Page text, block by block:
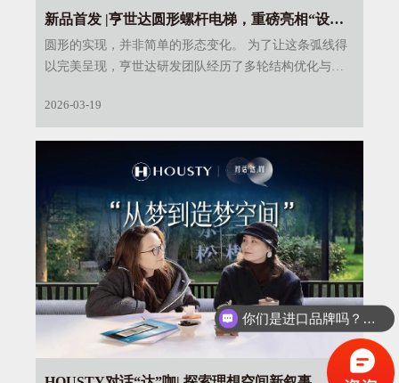
新品首发 |亨世达圆形螺杆电梯，重磅亮相“设计
上海”
圆形的实现，并非简单的形态变化。 为了让这条弧线得
以完美呈现，亨世达研发团队经历了多轮结构优化与力
化为可融入家居环境的艺术单品。
2026-03-19
你们是进口品牌吗？安全性能怎么样？